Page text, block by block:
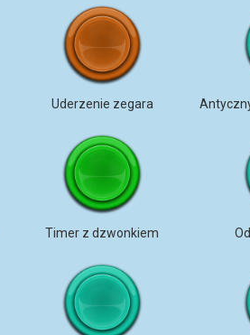
Uderzenie zegara
Timer z dzwonkiem